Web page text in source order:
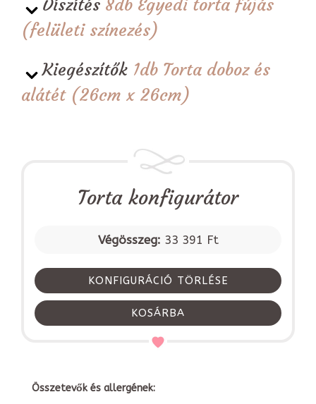
Díszítés 8db Egyedi torta fújás
(felületi színezés)
Kiegészítők 1db Torta doboz és
alátét (26cm x 26cm)
Torta konfigurátor
Végösszeg: 33 391 Ft
KONFIGURÁCIÓ TÖRLÉSE
KOSÁRBA
Összetevők és allergének: